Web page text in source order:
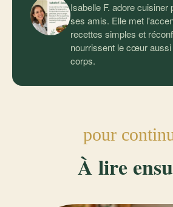
Isabelle F. adore cuisiner
ses amis. Elle met
recettes simples et
nourrissent le cœur aussi
corps.
pour
À lire